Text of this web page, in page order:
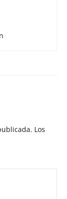
Los